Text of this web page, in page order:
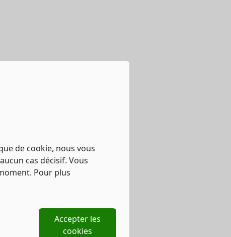
de cookie, nous vous
cas décisif. Vous
Pour plus
Accepter les
cookies